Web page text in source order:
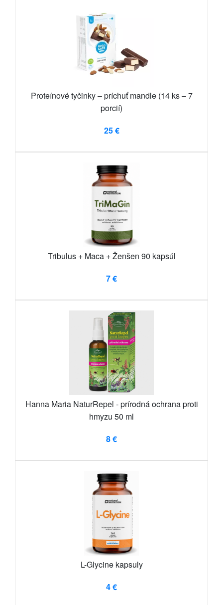
Proteínové tyčinky – príchuť mandle (14 ks – 7
porcií)
25 €
Tribulus + Maca + Ženšen 90 kapsúl
7 €
Hanna Maria NaturRepel - prírodná ochrana proti
hmyzu 50 ml
8 €
L-Glycine kapsuly
4 €